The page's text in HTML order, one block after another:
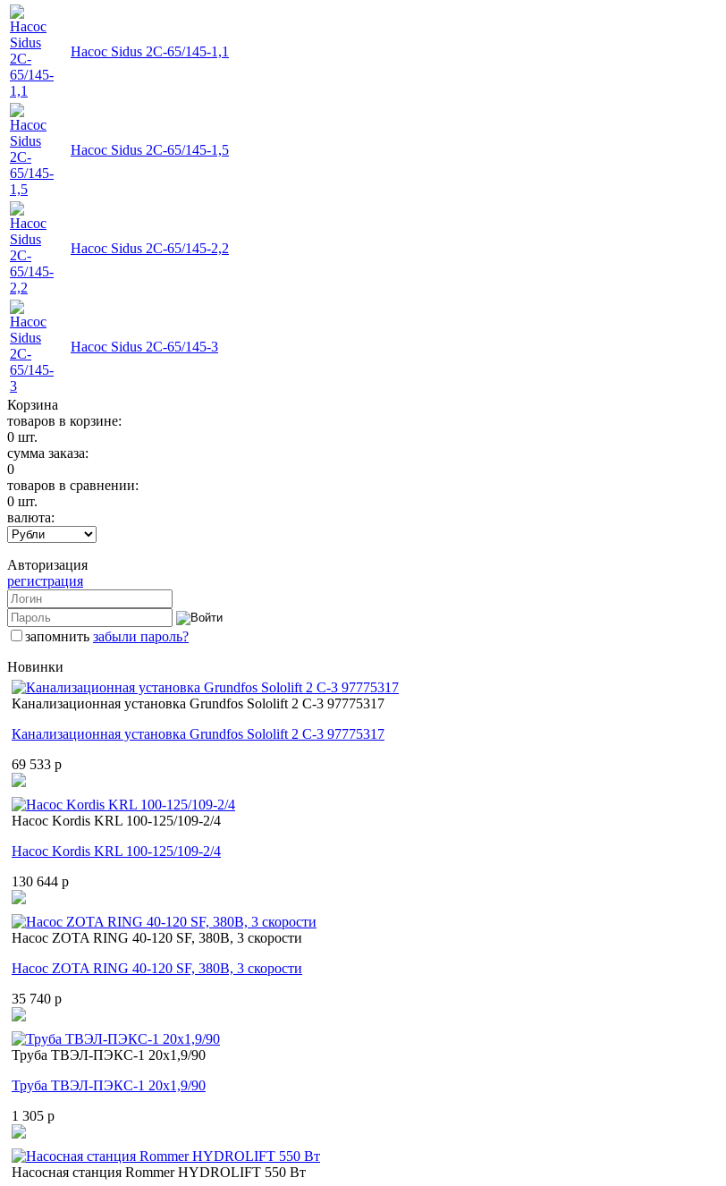
Насос Sidus 2C-65/145-1,1
Насос Sidus 2C-65/145-1,5
Насос Sidus 2C-65/145-2,2
Насос Sidus 2C-65/145-3
Корзина
товаров в корзине:
0 шт.
сумма заказа:
0
товаров в сравнении:
0 шт.
валюта:
Авторизация
регистрация
запомнить забыли пароль?
Новинки
Канализационная установка Grundfos Sololift 2 C-3 97775317
Канализационная установка Grundfos Sololift 2 C-3 97775317
69 533 p
Насос Kordis KRL 100-125/109-2/4
Насос Kordis KRL 100-125/109-2/4
130 644 p
Насос ZOTA RING 40-120 SF, 380В, 3 скорости
Насос ZOTA RING 40-120 SF, 380В, 3 скорости
35 740 p
Труба ТВЭЛ-ПЭКС-1 20x1,9/90
Труба ТВЭЛ-ПЭКС-1 20x1,9/90
1 305 p
Насосная станция Rommer HYDROLIFT 550 Вт